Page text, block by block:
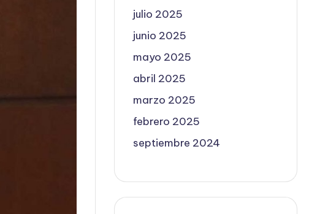
julio 2025
junio 2025
mayo 2025
abril 2025
marzo 2025
febrero 2025
septiembre 2024